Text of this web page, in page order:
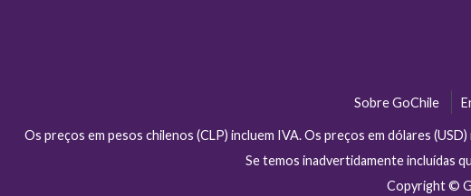
Sobre GoChile
Os preços em pesos chilenos (CLP) incluem IVA. Os preços em dólares
Se temos inadvertidamente incluídas
Copyright ©